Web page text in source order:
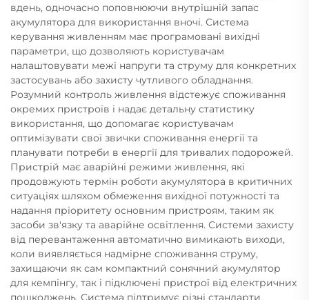
вдень, одночасно поповнюючи внутрішній запас
акумулятора для використання вночі. Система
керування живленням має програмовані вихідні
параметри, що дозволяють користувачам
налаштовувати межі напруги та струму для конкретних
застосувань або захисту чутливого обладнання.
Розумний контроль живлення відстежує споживання
окремих пристроїв і надає детальну статистику
використання, що допомагає користувачам
оптимізувати свої звички споживання енергії та
планувати потреби в енергії для тривалих подорожей.
Пристрій має аварійні режими живлення, які
продовжують термін роботи акумулятора в критичних
ситуаціях шляхом обмеження вихідної потужності та
надання пріоритету основним пристроям, таким як
засоби зв'язку та аварійне освітлення. Системи захисту
від перевантаження автоматично вимикають виходи,
коли виявляється надмірне споживання струму,
захищаючи як сам компактний сонячний акумулятор
для кемпінгу, так і підключені пристрої від електричних
пошкоджень. Система підтримує різні стандарти